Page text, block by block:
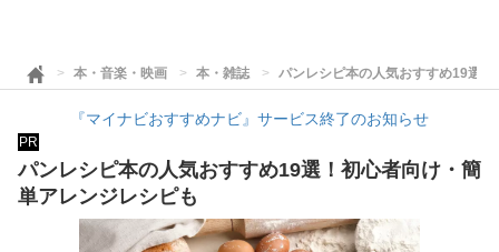
本・音楽・映画 本・雑誌 パンレシピ本の人気おすすめ19選
『マイナビおすすめナビ』サービス終了のお知らせ
PR
パンレシピ本の人気おすすめ19選！初心者向け・簡
単アレンジレシピも